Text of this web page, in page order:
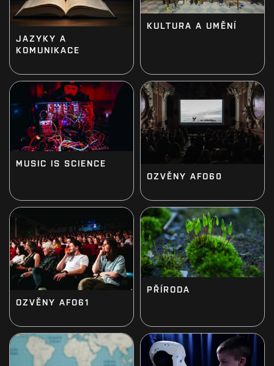
JAZYKY A
KOMUNIKACE
KULTURA A UMĚNÍ
MUSIC IS SCIENCE
OZVĚNY AFO60
OZVĚNY AFO61
PŘÍRODA